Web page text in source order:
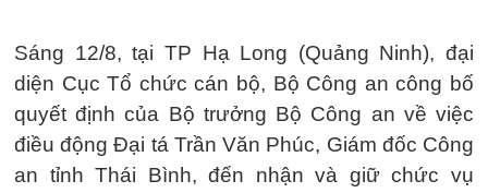
Sáng 12/8, tại TP Hạ Long (Quảng Ninh), đại
diện Cục Tổ chức cán bộ, Bộ Công an công bố
quyết định của Bộ trưởng Bộ Công an về việc
điều động Đại tá Trần Văn Phúc, Giám đốc Công
an tỉnh Thái Bình, đến nhận và giữ chức vụ